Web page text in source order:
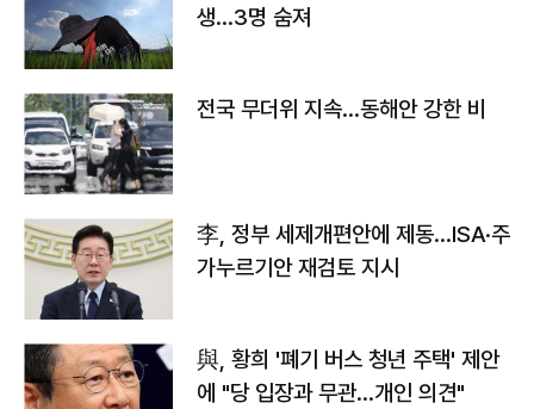
생…3명 숨져
전국 무더위 지속…동해안 강한 비
李, 정부 세제개편안에 제동…ISA·주
가누르기안 재검토 지시
與, 황희 '폐기 버스 청년 주택' 제안
에 "당 입장과 무관…개인 의견"